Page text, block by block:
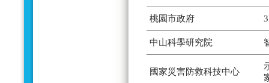
桃園市政府
中山科學研究院
國家災害防救科技中心